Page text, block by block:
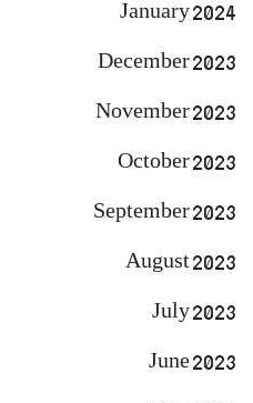
January 2024
December 2023
November 2023
October 2023
September 2023
August 2023
July 2023
June 2023